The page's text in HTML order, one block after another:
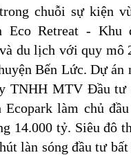
chuỗi sự kiện
Eco Retreat - Khu
du lịch với quy mô
Bến Lức. Dự án
TNHH MTV Đầu tư
Ecopark làm chủ
14.000 tỷ. Siêu đô
làn sóng đầu tư bất